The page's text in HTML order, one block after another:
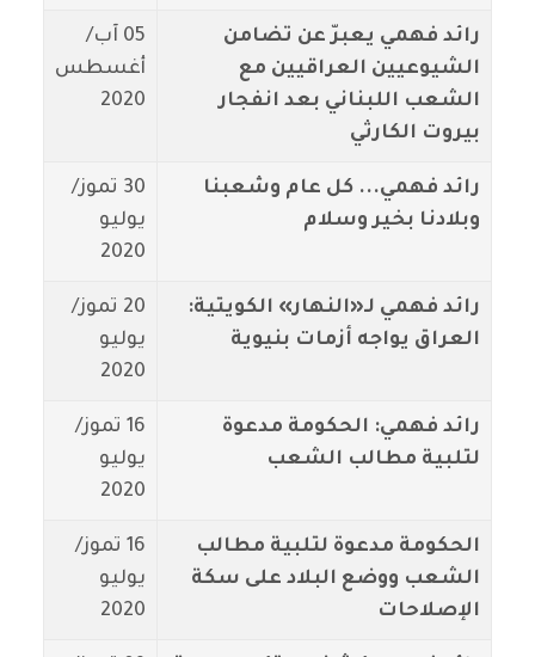
رائد فهمي يعبرّ عن تضامن
الشيوعيين العراقيين مع
الشعب اللبناني بعد انفجار
بيروت الكارثي
05 آب/
أغسطس
2020
رائد فهمي... كل عام وشعبنا
وبلادنا بخير وسلام
30 تموز/
يوليو
2020
رائد فهمي لـ«النهار» الكويتية:
العراق يواجه أزمات بنيوية
20 تموز/
يوليو
2020
رائد فهمي: الحكومة مدعوة
لتلبية مطالب الشعب
16 تموز/
يوليو
2020
الحكومة مدعوة لتلبية مطالب
الشعب ووضع البلاد على سكة
الإصلاحات
16 تموز/
يوليو
2020